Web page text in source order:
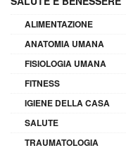
ALIMENTAZIONE
ANATOMIA UMANA
FISIOLOGIA UMANA
FITNESS
IGIENE DELLA CASA
SALUTE
TRAUMATOLOGIA